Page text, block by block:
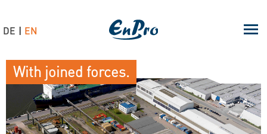
With joined forces.
DE EN